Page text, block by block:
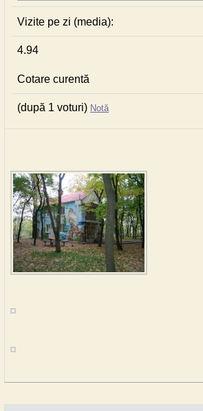
Vizite pe zi (media):
4.94
Cotare curentă
(după 1 voturi) Notă